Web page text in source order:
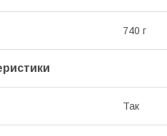
740 г
Так